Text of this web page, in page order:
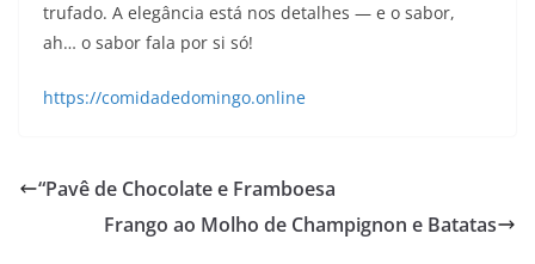
trufado. A elegância está nos detalhes — e o sabor,
ah… o sabor fala por si só!
https://comidadedomingo.online
“Pavê de Chocolate e Framboesa
Frango ao Molho de Champignon e Batatas